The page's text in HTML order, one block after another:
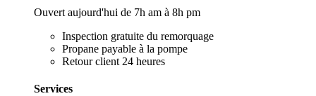
Ouvert aujourd'hui de 7h am à 8h pm
Inspection gratuite du remorquage
Propane payable à la pompe
Retour client 24 heures
Services